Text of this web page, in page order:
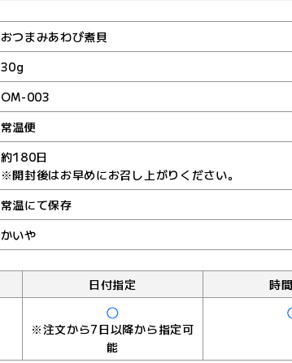
おつまみあわび煮貝
30g
OM-003
常温便
約180日
※開封後はお早めにお召し上がりください。
常温にて保存
かいや
日付指定
※注文から7日以降から指定可
能
時